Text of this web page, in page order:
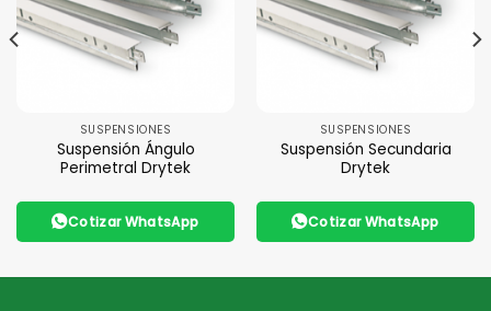
SUSPENSIONES
Suspensión Ángulo
Perimetral Drytek
Cotizar WhatsApp
SUSPENSIONES
Suspensión Secundaria
Drytek
Cotizar WhatsApp